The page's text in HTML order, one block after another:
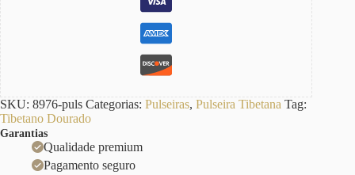
SKU: 8976-puls Categorias: Pulseiras, Pulseira Tibetana Tag:
Tibetano Dourado
Garantias
Qualidade premium
Pagamento seguro